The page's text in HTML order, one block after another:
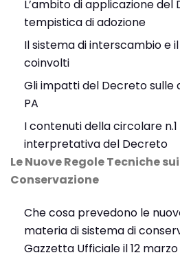
L’ambito di applicazione del
tempistica di adozione
Il sistema di interscambio e
coinvolti
Gli impatti del Decreto sulle
PA
I contenuti della circolare n.1
interpretativa del Decreto
Le Nuove Regole Tecniche
Conservazione
Che cosa prevedono le
materia di sistema di
Gazzetta Ufficiale il 12